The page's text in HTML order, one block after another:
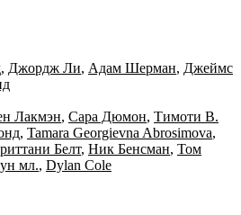
, Джордж Ли, Адам Шерман, Джеймс
Лакмэн, Сара Дюмон, Тимоти В.
, Tamara Georgievna Abrosimova,
Белт, Ник Бенсман, Том
мл., Dylan Cole